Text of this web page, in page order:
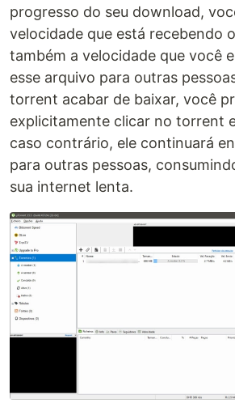
progresso do seu download,
velocidade que está recebendo
também a velocidade que você
esse arquivo para outras
torrent acabar de baixar, você
explicitamente clicar no torrent
caso contrário, ele continuará
para outras pessoas,
sua internet lenta.